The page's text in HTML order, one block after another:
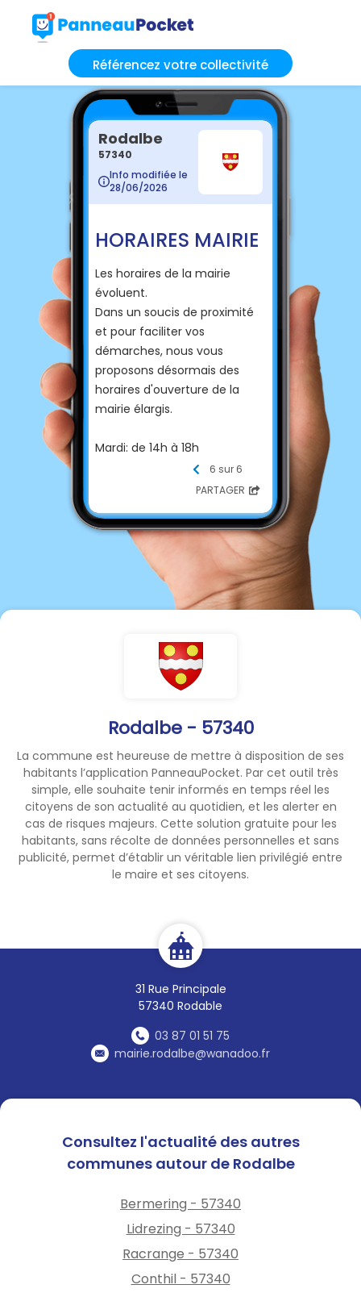
Référencez votre collectivité
Rodalbe - 57340
La commune est heureuse de mettre à disposition de ses
habitants l’application PanneauPocket. Par cet outil très
simple, elle souhaite tenir informés en temps réel les
citoyens de son actualité au quotidien, et les alerter en
cas de risques majeurs. Cette solution gratuite pour les
habitants, sans récolte de données personnelles et sans
publicité, permet d’établir un véritable lien privilégié entre
le maire et ses citoyens.
31 Rue Principale
57340 Rodable
03 87 01 51 75
mairie.rodalbe@wanadoo.fr
Rodalbe
57340
Info modifiée le
28/06/2026
HORAIRES MAIRIE
Les horaires de la mairie
évoluent.
Dans un soucis de proximité
et pour faciliter vos
démarches, nous vous
proposons désormais des
horaires d'ouverture de la
mairie élargis.
Mardi: de 14h à 18h
6 sur 6
PARTAGER
Consultez l'actualité des autres
communes autour de Rodalbe
Bermering - 57340
Lidrezing - 57340
Racrange - 57340
Conthil - 57340